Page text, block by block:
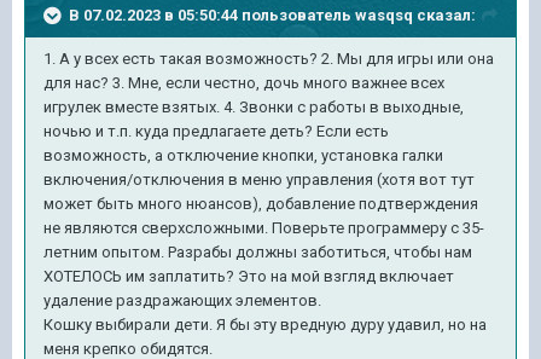
В 07.02.2023 в 05:50:44 пользователь wasqsq сказал:
1. А у всех есть такая возможность? 2. Мы для игры или она
для нас? 3. Мне, если честно, дочь много важнее всех
игрулек вместе взятых. 4. Звонки с работы в выходные,
ночью и т.п. куда предлагаете деть? Если есть
возможность, а отключение кнопки, установка галки
включения/отключения в меню управления (хотя вот тут
может быть много нюансов), добавление подтверждения
не являются сверхсложными. Поверьте программеру с 35-
летним опытом. Разрабы должны заботиться, чтобы нам
ХОТЕЛОСЬ им заплатить? Это на мой взгляд включает
удаление раздражающих элементов.
Кошку выбирали дети. Я бы эту вредную дуру удавил, но на
меня крепко обидятся.